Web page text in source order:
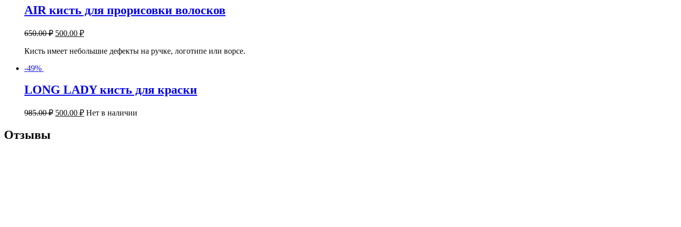
AIRкисть для прорисовки волосков
650.00₽ 500.00 ₽
Кисть имеет небольшие дефекты на ручке, логотипе или ворсе.
-49%
LONG LADYкисть для краски
985.00₽ 500.00 ₽ Нет в наличии
Отзывы